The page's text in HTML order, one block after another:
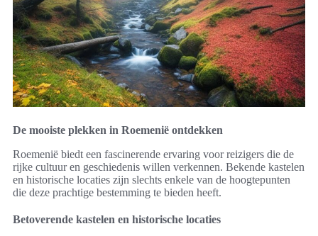
De mooiste plekken in Roemenië ontdekken
Roemenië biedt een fascinerende ervaring voor reizigers die de
rijke cultuur en geschiedenis willen verkennen. Bekende kastelen
en historische locaties zijn slechts enkele van de hoogtepunten
die deze prachtige bestemming te bieden heeft.
Betoverende kastelen en historische locaties